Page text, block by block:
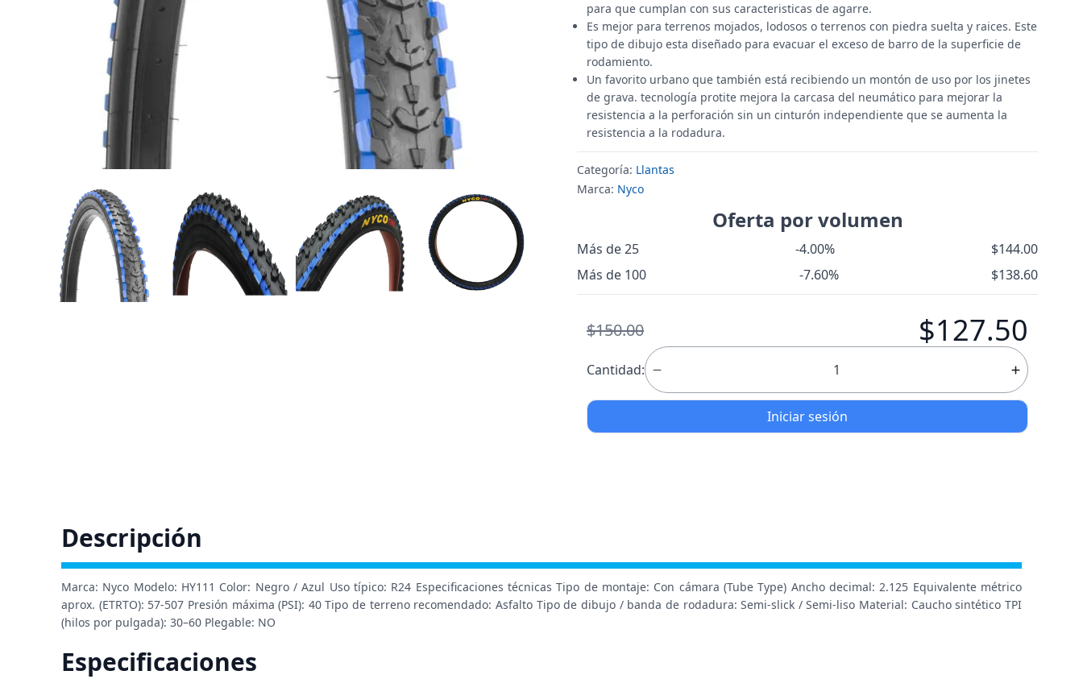
para que cumplan con sus caracteristicas de agarre.
Es mejor para terrenos mojados, lodosos o terrenos con piedra suelta y raices. Este
tipo de dibujo esta diseñado para evacuar el exceso de barro de la superficie de
rodamiento.
Un favorito urbano que también está recibiendo un montón de uso por los jinetes
de grava. tecnología protite mejora la carcasa del neumático para mejorar la
resistencia a la perforación sin un cinturón independiente que se aumenta la
resistencia a la rodadura.
Categoría: Llantas
Marca: Nyco
Oferta por volumen
Más de 25 -4.00%
$144.00
Más de 100
-7.60% $138.60
$150.00 $127.50
Cantidad:
Iniciar sesión
Descripción
Marca: Nyco Modelo: HY111 Color: Negro / Azul Uso típico: R24 Especificaciones técnicas Tipo de montaje: Con cámara (Tube Type) Ancho decimal: 2.125 Equivalente métrico
aprox. (ETRTO): 57-507 Presión máxima (PSI): 40 Tipo de terreno recomendado: Asfalto Tipo de dibujo / banda de rodadura: Semi-slick / Semi-liso Material: Caucho sintético TPI
(hilos por pulgada): 30–60 Plegable: NO
Especificaciones